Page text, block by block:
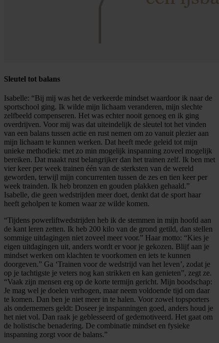
Sleutel tot balans
Isabelle: “Bij mij was het de verkeerde mindset waardoor ik naar de
sportschool ging. Ik wilde mijn lichaam veranderen, mijn slechte
zelfbeeld compenseren. Het was echter nooit genoeg en ik ging
overdrijven. Voor mij was dat uiteindelijk de sleutel tot het vinden
van een balans tussen actie en rust nemen om zo vanuit plezier aan
mijn lichaam te kunnen werken. Dat heeft mede geleid tot mijn
unieke methodiek: met zo min mogelijk inspanning zoveel mogelijk
bereiken. Dat maakt rust belangrijker dan het trainen zelf. Ik ben met
vier keer per week trainen één van de sterksten van de wereld
geworden, terwijl mijn concurrenten tussen de zes en tien keer per
week trainden. Ik heb bronzen en gouden plakken gehaald.”
Isabelle, die geen wedstrijden meer doet, denkt dat de sport haar
heeft geholpen te komen waar ze wilde komen.
“Tijdens powerliftwedstrijden heb ik de stemmen in mijn hoofd aan
de kant leren zetten. Ik heb 200 kilo van de grond getild, dan stellen
sommige uitdagingen niet zoveel meer voor.” Haar motto: “Kies je
eigen uitdagingen uit, anders wordt er voor je gekozen. Blijf aan je
mindset werken om klachten te voorkomen en iets te kunnen
doorgeven.” Ga ‘Trainen voor de wedstrijd van het leven’, zodat je
op je tachtigste je veters nog kan strikken en kan genieten”, zegt ze.
“Vaak zijn mensen erg op de korte termijn gericht. Mijn boodschap:
Je mag wel je doelen verhogen, maar neem voldoende tijd om daar
te komen. Dan ben je niet meer in te halen. Voor zowel topsporters
als ondernemers geldt: Doseer je inspanningen goed, anders houd je
het niet vol. Dan raak je geblesseerd of gedemotiveerd. Het gaat om
de holistische benadering. De combinatie mindset en fysieke
inspanning zorgt voor de balans.”